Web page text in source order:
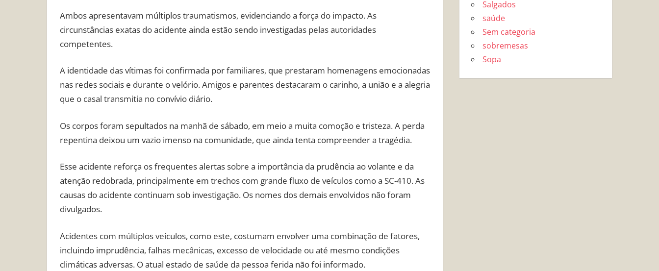
Ambos apresentavam múltiplos traumatismos, evidenciando a força do impacto. As
circunstâncias exatas do acidente ainda estão sendo investigadas pelas autoridades
competentes.
A identidade das vítimas foi confirmada por familiares, que prestaram homenagens emocionadas
nas redes sociais e durante o velório. Amigos e parentes destacaram o carinho, a união e a alegria
que o casal transmitia no convívio diário.
Os corpos foram sepultados na manhã de sábado, em meio a muita comoção e tristeza. A perda
repentina deixou um vazio imenso na comunidade, que ainda tenta compreender a tragédia.
Esse acidente reforça os frequentes alertas sobre a importância da prudência ao volante e da
atenção redobrada, principalmente em trechos com grande fluxo de veículos como a SC-410. As
causas do acidente continuam sob investigação. Os nomes dos demais envolvidos não foram
divulgados.
Acidentes com múltiplos veículos, como este, costumam envolver uma combinação de fatores,
incluindo imprudência, falhas mecânicas, excesso de velocidade ou até mesmo condições
climáticas adversas. O atual estado de saúde da pessoa ferida não foi informado.
Salgados
saúde
Sem categoria
sobremesas
Sopa